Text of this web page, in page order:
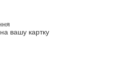
вашу картку